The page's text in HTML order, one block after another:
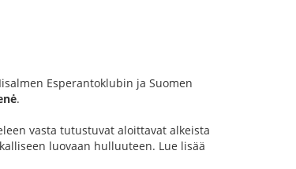
Esperantoklubin ja Suomen
.
vasta tutustuvat aloittavat alkeista
luovaan hulluuteen. Lue lisää